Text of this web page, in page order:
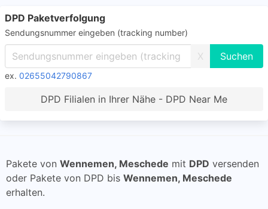
DPD Paketverfolgung
Sendungsnummer eingeben (tracking number)
X
ex. 02655042790867
DPD Filialen in Ihrer Nähe - DPD Near Me
Pakete von Wennemen, Meschede mit DPD versenden
oder Pakete von DPD bis Wennemen, Meschede
erhalten.